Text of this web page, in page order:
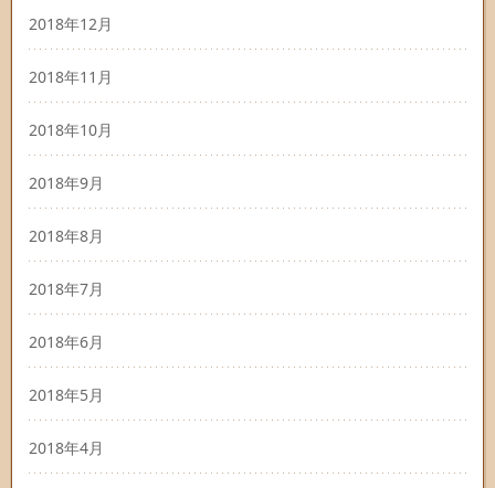
2018年12月
2018年11月
2018年10月
2018年9月
2018年8月
2018年7月
2018年6月
2018年5月
2018年4月